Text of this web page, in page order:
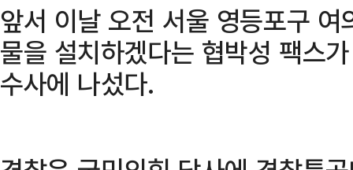
앞서 이날 오전 서울 영등포구
물을 설치하겠다는 협박성 팩스
수사에 나섰다.